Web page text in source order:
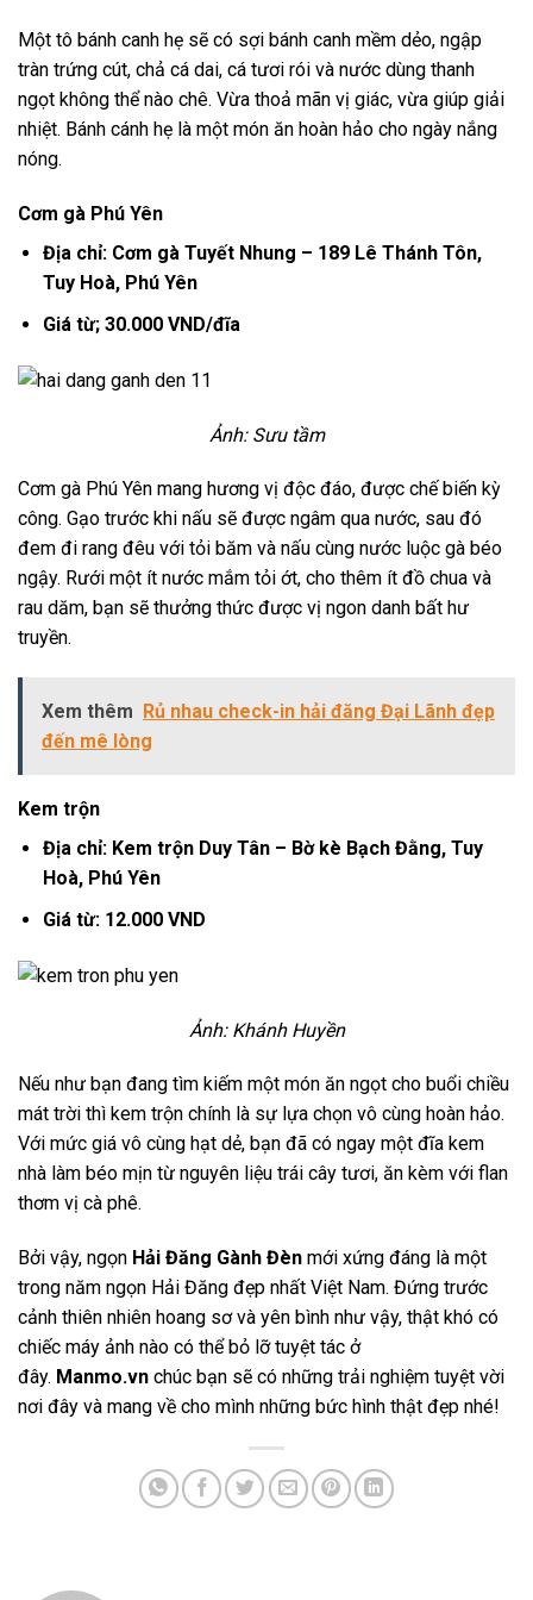
Một tô bánh canh hẹ sẽ có sợi bánh canh mềm dẻo, ngập
tràn trứng cút, chả cá dai, cá tươi rói và nước dùng thanh
ngọt không thể nào chê. Vừa thoả mãn vị giác, vừa giúp giải
nhiệt. Bánh cánh hẹ là một món ăn hoàn hảo cho ngày nắng
nóng.
Cơm gà Phú Yên
Địa chỉ: Cơm gà Tuyết Nhung – 189 Lê Thánh Tôn,
Tuy Hoà, Phú Yên
Giá từ; 30.000 VND/đĩa
Ảnh: Sưu tầm
Cơm gà Phú Yên mang hương vị độc đáo, được chế biến kỳ
công. Gạo trước khi nấu sẽ được ngâm qua nước, sau đó
đem đi rang đêu với tỏi băm và nấu cùng nước luộc gà béo
ngậy. Rưới một ít nước mắm tỏi ớt, cho thêm ít đồ chua và
rau dăm, bạn sẽ thưởng thức được vị ngon danh bất hư
truyền.
Xem thêm
Rủ nhau check-in hải đăng Đại Lãnh đẹp
đến mê lòng
Kem trộn
Địa chỉ: Kem trộn Duy Tân – Bờ kè Bạch Đằng, Tuy
Hoà, Phú Yên
Giá từ: 12.000 VND
Ảnh: Khánh Huyền
Nếu như bạn đang tìm kiếm một món ăn ngọt cho buổi chiều
mát trời thì kem trộn chính là sự lựa chọn vô cùng hoàn hảo.
Với mức giá vô cùng hạt dẻ, bạn đã có ngay một đĩa kem
nhà làm béo mịn từ nguyên liệu trái cây tươi, ăn kèm với flan
thơm vị cà phê.
Bởi vậy, ngọn Hải Đăng Gành Đèn mới xứng đáng là một
trong năm ngọn Hải Đăng đẹp nhất Việt Nam. Đứng trước
cảnh thiên nhiên hoang sơ và yên bình như vậy, thật khó có
chiếc máy ảnh nào có thể bỏ lỡ tuyệt tác ở
đây. Manmo.vn chúc bạn sẽ có những trải nghiệm tuyệt vời
nơi đây và mang về cho mình những bức hình thật đẹp nhé!